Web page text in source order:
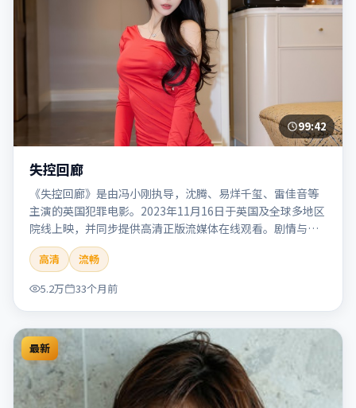
99:42
失控回廊
《失控回廊》是由冯小刚执导，沈腾、易烊千玺、雷佳音等
主演的英国犯罪电影。2023年11月16日于英国及全球多地区
院线上映，并同步提供高清正版流媒体在线观看。剧情与看
点：聚焦案件与人性灰色地带，张力十足，兼具社会观察与
戏剧冲突。本片适合检索「失控回廊」「冯小刚」「犯罪」
「英国」「2023」「2023-11-16上映」等关键词的影迷阅读
简介与主创信息。
高清
流畅
5.2万
33个月前
最新